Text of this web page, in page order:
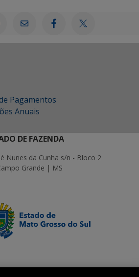
Pagamentos
Anuais
DE FAZENDA
Nunes da Cunha s/n - Bloco 2
Grande | MS